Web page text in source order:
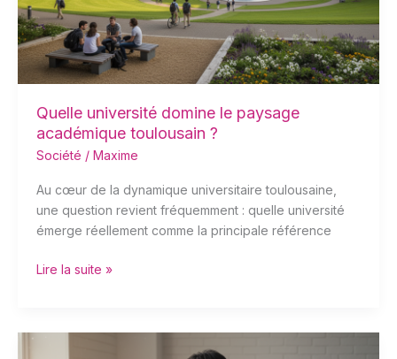
Quelle université domine le paysage
académique toulousain ?
Société / Maxime
Au cœur de la dynamique universitaire toulousaine,
une question revient fréquemment : quelle université
émerge réellement comme la principale référence
toulousain
?
Lire la suite »